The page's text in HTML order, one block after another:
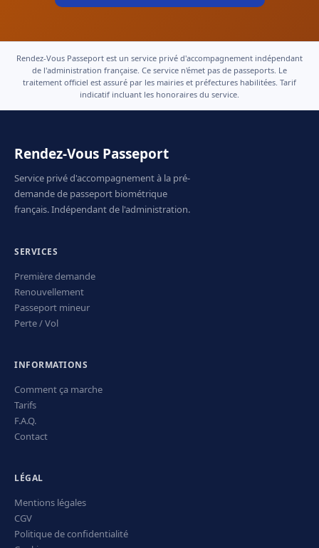
Rendez-Vous Passeport est un service privé d'accompagnement indépendant
de l'administration française. Ce service n'émet pas de passeports. Le
traitement officiel est assuré par les mairies et préfectures habilitées. Tarif
indicatif incluant les honoraires du service.
Rendez-Vous Passeport
Service privé d'accompagnement à la pré-
demande de passeport biométrique
français. Indépendant de l'administration.
SERVICES
Première demande
Renouvellement
Passeport mineur
Perte / Vol
INFORMATIONS
Comment ça marche
Tarifs
F.A.Q.
Contact
LÉGAL
Mentions légales
CGV
Politique de confidentialité